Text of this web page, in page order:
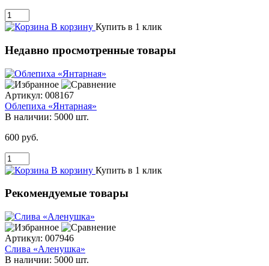
В корзину Купить в 1 клик
Недавно просмотренные товары
Артикул: 008167
Облепиха «Янтарная»
В наличии: 5000 шт.
600 руб.
В корзину Купить в 1 клик
Рекомендуемые товары
Артикул: 007946
Слива «Аленушка»
В наличии: 5000 шт.